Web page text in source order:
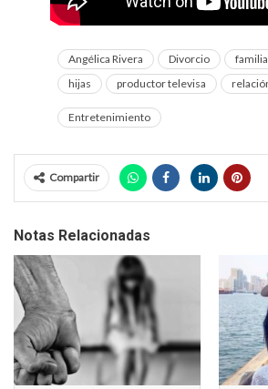
Angélica Rivera Divorcio familia
hijas
productor televisa
Entretenimiento
Compartir
Notas Relacionadas